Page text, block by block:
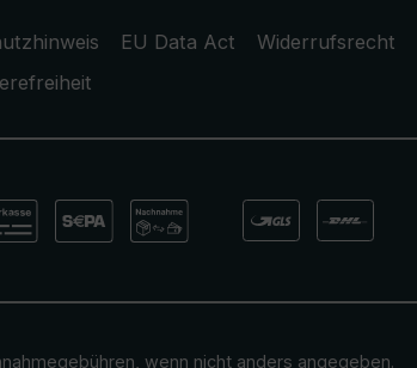
EU Data Act
Widerrufsrecht
wenn nicht anders angegeben.